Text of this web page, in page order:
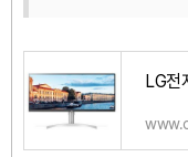
LG전